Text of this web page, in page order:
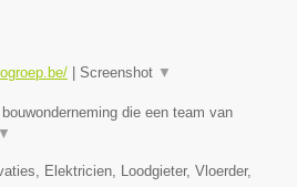
Screenshot ▼
die een team van
▼
Elektricien, Loodgieter, Vloerder,